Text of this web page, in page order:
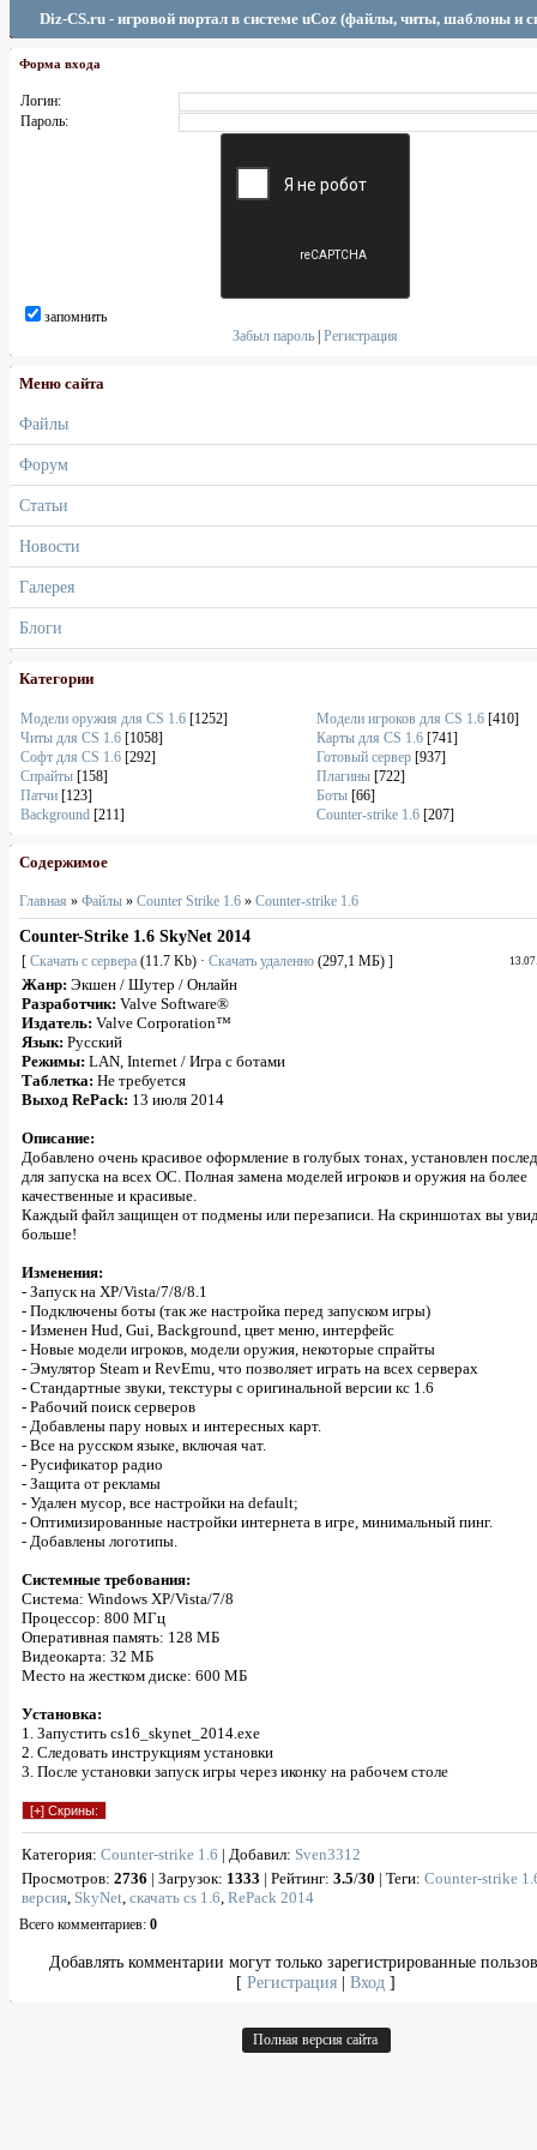
Diz-CS.ru - игровой портал в системе uCoz (файлы, читы, шаблоны и
Форма входа
Логин:
Пароль:
запомнить
Забыл пароль |Регистрация
Меню сайта
Файлы
Форум
Статьи
Новости
Галерея
Блоги
Категории
Модели оружия для CS 1.6 [1252] Модели игроков для CS 1.6 [410]
Читы для CS 1.6 [1058] Карты для CS 1.6 [741]
Софт для CS 1.6 [292] Готовый сервер [937]
Спрайты [158] Плагины [722]
Патчи [123] Боты [66]
Background [211] Counter-strike 1.6 [207]
Содержимое
Главная » Файлы » Counter Strike 1.6 » Counter-strike 1.6
Counter-Strike 1.6 SkyNet 2014
[ Скачать с сервера (11.7 Kb) · Скачать удаленно (297,1 МБ) ]
Жанр: Экшен / Шутер / Онлайн
Разработчик: Valve Software®
Издатель: Valve Corporation™
Язык: Русский
Режимы: LAN, Internet / Игра с ботами
Таблетка: Не требуется
Выход RePack: 13 июля 2014
Описание:
Добавлено очень красивое оформление в голубых тонах, установлен
для запуска на всех ОС. Полная замена моделей игроков и оружия на более
качественные и красивые.
Каждый файл защищен от подмены или перезаписи. На скриншотах вы
больше!
Изменения:
- Запуск на XP/Vista/7/8/8.1
- Подключены боты (так же настройка перед запуском игры)
- Изменен Hud, Gui, Background, цвет меню, интерфейс
- Новые модели игроков, модели оружия, некоторые спрайты
- Эмулятор Steam и RevEmu, что позволяет играть на всех серверах
- Стандартные звуки, текстуры с оригинальной версии кс 1.6
- Рабочий поиск серверов
- Добавлены пару новых и интересных карт.
- Все на русском языке, включая чат.
- Русификатор радио
- Защита от рекламы
- Удален мусор, все настройки на default;
- Оптимизированные настройки интернета в игре, минимальный пинг.
- Добавлены логотипы.
Системные требования:
Система: Windows XP/Vista/7/8
Процессор: 800 МГц
Оперативная память: 128 МБ
Видеокарта: 32 МБ
Место на жестком диске: 600 МБ
Установка:
1. Запустить cs16_skynet_2014.exe
2. Следовать инструкциям установки
3. После установки запуск игры через иконку на рабочем столе
Категория: Counter-strike 1.6 | Добавил: Sven3312
Просмотров: 2736 | Загрузок: 1333 | Рейтинг: 3.5/30 | Теги: Counter-strike
версия, SkyNet, скачать cs 1.6, RePack 2014
Всего комментариев: 0
Добавлять комментарии могут только зарегистрированные
[ Регистрация | Вход ]
Полная версия сайта